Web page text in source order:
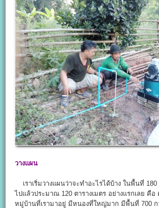
วางแผน
เราเริ่มวางแผนว่าจะทำอะไรได้บ้าง ในพื้นที่ 180
ไปแล้วประมาณ 120 ตารางเมตร อย่างแรกเลย คือ
หมู่บ้านที่เรามาอยู่ มีหนองที่ใหญ่มาก มีพื้นที่ 700 ก